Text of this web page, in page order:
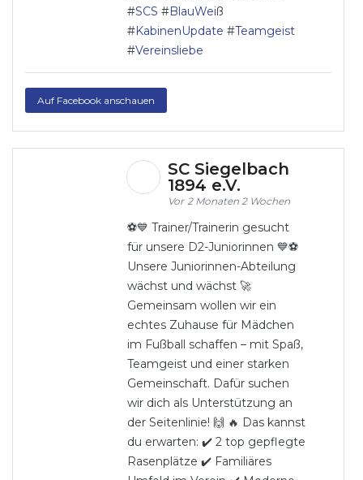
#SCS #BlauWeiß
#KabinenUpdate #Teamgeist
#Vereinsliebe
Auf Facebook anschauen
SC Siegelbach
1894 e.V.
2 Monaten 2 Wochen
⚽💙 Trainer/Trainerin gesucht
für unsere D2-Juniorinnen 💙⚽
Unsere Juniorinnen-Abteilung
wächst und wächst 🚀
Gemeinsam wollen wir ein
echtes Zuhause für Mädchen
im Fußball schaffen – mit Spaß,
Teamgeist und einer starken
Gemeinschaft. Dafür suchen
wir dich als Unterstützung an
der Seitenlinie! 🙌 🔥 Das kannst
du erwarten: ✔️ 2 top gepflegte
Rasenplätze ✔️ Familiäres